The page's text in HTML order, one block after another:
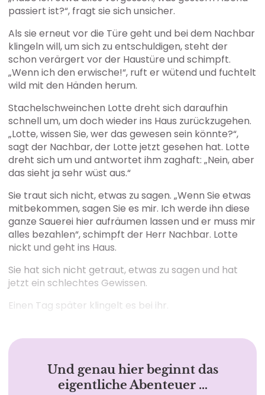
passiert ist?“, fragt sie sich unsicher.
Als sie erneut vor die Türe geht und bei dem Nachbar
klingeln will, um sich zu entschuldigen, steht der
schon verärgert vor der Haustüre und schimpft.
„Wenn ich den erwische!“, ruft er wütend und fuchtelt
wild mit den Händen herum.
Stachelschweinchen Lotte dreht sich daraufhin
schnell um, um doch wieder ins Haus zurückzugehen.
„Lotte, wissen Sie, wer das gewesen sein könnte?“,
sagt der Nachbar, der Lotte jetzt gesehen hat. Lotte
dreht sich um und antwortet ihm zaghaft: „Nein, aber
das sieht ja sehr wüst aus.“
Sie traut sich nicht, etwas zu sagen. „Wenn Sie etwas
mitbekommen, sagen Sie es mir. Ich werde ihn diese
ganze Sauerei hier aufräumen lassen und er muss mir
alles bezahlen“, schimpft der Herr Nachbar. Lotte
nickt und geht ins Haus.
Sie hat sich nicht getraut, etwas zu sagen und hat
jetzt ein schlechtes Gewissen.
Einen Tag später klingelt es bei ihr.
Und genau hier beginnt das
eigentliche Abenteuer …